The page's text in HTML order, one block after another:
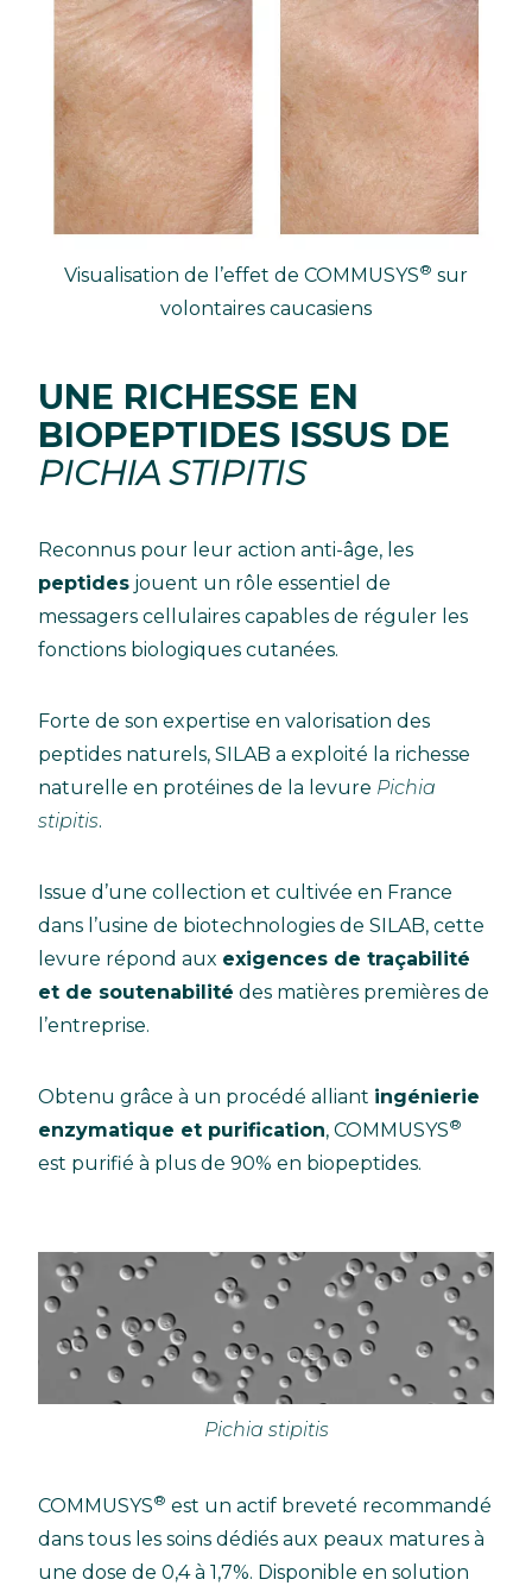
Visualisation de l’effet de COMMUSYS® sur
volontaires caucasiens
UNE RICHESSE EN
BIOPEPTIDES ISSUS DE
PICHIA STIPITIS
Reconnus pour leur action anti-âge, les
peptides jouent un rôle essentiel de
messagers cellulaires capables de réguler les
fonctions biologiques cutanées.
Forte de son expertise en valorisation des
peptides naturels, SILAB a exploité la richesse
naturelle en protéines de la levure Pichia
stipitis.
Issue d’une collection et cultivée en France
dans l’usine de biotechnologies de SILAB, cette
levure répond aux exigences de traçabilité
et de soutenabilité des matières premières de
l’entreprise.
Obtenu grâce à un procédé alliant ingénierie
enzymatique et purification, COMMUSYS®
est purifié à plus de 90% en biopeptides.
Pichia stipitis
COMMUSYS® est un actif breveté recommandé
dans tous les soins dédiés aux peaux matures à
une dose de 0,4 à 1,7%. Disponible en solution